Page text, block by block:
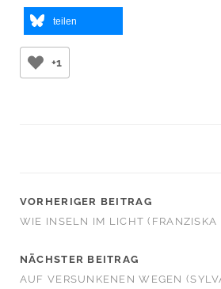
teilen
+1
VORHERIGER BEITRAG
WIE INSELN IM LICHT (FRANZISKA
NÄCHSTER BEITRAG
AUF VERSUNKENEN WEGEN